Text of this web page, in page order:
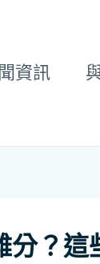
資訊
分？這